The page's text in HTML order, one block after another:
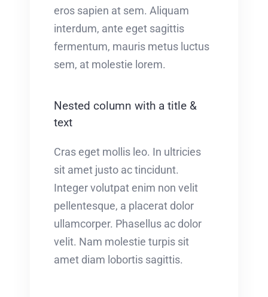
eros sapien at sem. Aliquam
interdum, ante eget sagittis
fermentum, mauris metus luctus
sem, at molestie lorem.
Nested column with a title &
text
Cras eget mollis leo. In ultricies
sit amet justo ac tincidunt.
Integer volutpat enim non velit
pellentesque, a placerat dolor
ullamcorper. Phasellus ac dolor
velit. Nam molestie turpis sit
amet diam lobortis sagittis.